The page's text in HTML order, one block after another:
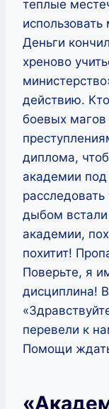
теплые
Деньги
хреново
действию.
боевых магов
диплома,
академии
дыбом
академии,
похитит!
Поверьте, я
дисциплина!
перевели к
Помощи